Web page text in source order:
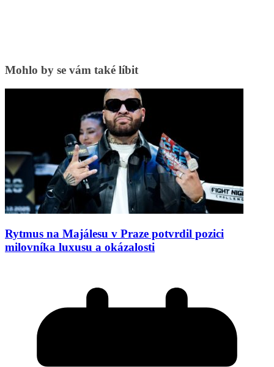
Mohlo by se vám také líbit
Rytmus na Majálesu v Praze potvrdil pozici
milovníka luxusu a okázalosti